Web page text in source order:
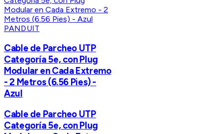
PANDUIT
Cable de Parcheo UTP
Categoría 5e, con Plug
Modular en Cada Extremo
- 2 Metros (6.56 Pies) -
Azul
Cable de Parcheo UTP
Categoría 5e, con Plug